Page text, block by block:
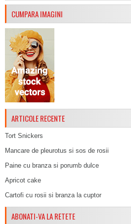
CUMPARA IMAGINI
ARTICOLE RECENTE
Tort Snickers
Mancare de pleurotus si sos de rosii
Paine cu branza si porumb dulce
Apricot cake
Cartofi cu rosii si branza la cuptor
ABONATI-VA LA RETETE